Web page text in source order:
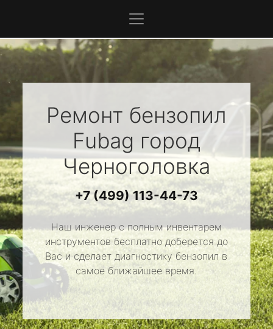
Ремонт бензопил
Fubag город
Черноголовка
+7 (499) 113-44-73
Наш инженер с полным инвентарем
инструментов бесплатно доберется до
Вас и сделает диагностику бензопил в
самое ближайшее время.